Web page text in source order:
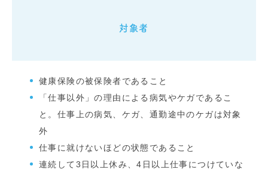
対象者
健康保険の被保険者であること
「仕事以外」の理由による病気やケガであるこ
と。仕事上の病気、ケガ、通勤途中のケガは対象
外
仕事に就けないほどの状態であること
連続して3日以上休み、4日以上仕事につけていな